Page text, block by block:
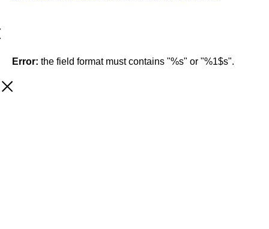
Error: the field format must contains "%s" or "%1$s".